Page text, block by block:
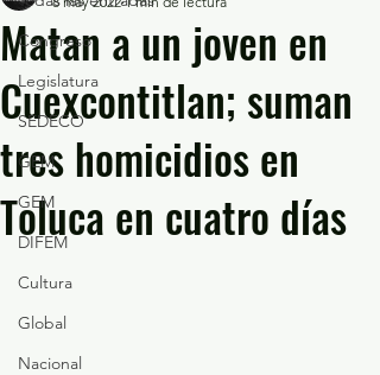
Congreso
Legislatura
SEDECO
GEM
GEM
DIFEM
Cultura
Global
Nacional
Matan a un joven en
Cuexcontitlan; suman
tres homicidios en
Toluca en cuatro días